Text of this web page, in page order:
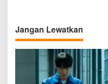
v
i
Jangan Lewatkan